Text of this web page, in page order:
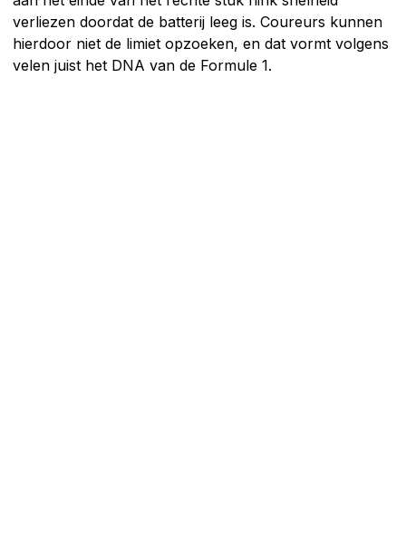
verliezen doordat de batterij leeg is. Coureurs kunnen
hierdoor niet de limiet opzoeken, en dat vormt volgens
velen juist het DNA van de Formule 1.